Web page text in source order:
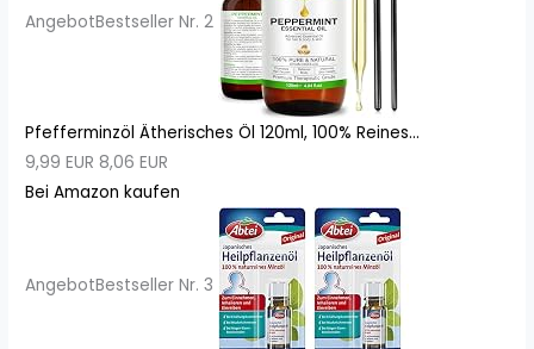
AngebotBestseller Nr. 2
Pfefferminzöl Ätherisches Öl 120ml, 100% Reines...
9,99 EUR 8,06 EUR
Bei Amazon kaufen
AngebotBestseller Nr. 3